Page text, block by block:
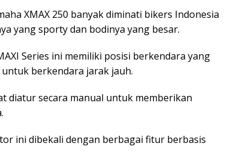
XMAX 250 banyak diminati bikers Indonesia
yang sporty dan bodinya yang besar.
Series ini memiliki posisi berkendara yang
berkendara jarak jauh.
diatur secara manual untuk memberikan
ini dibekali dengan berbagai fitur berbasis